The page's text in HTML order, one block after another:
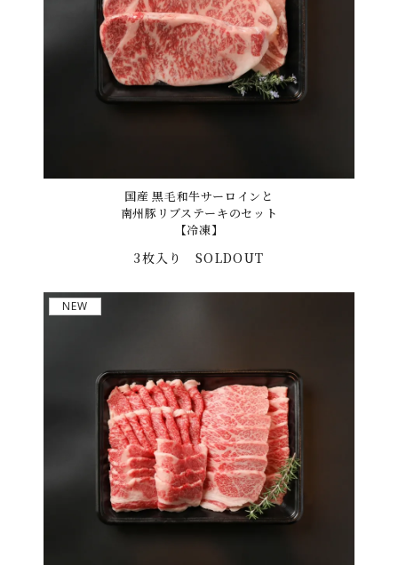
国産 黒毛和牛サーロインと
南州豚リブステーキのセット
【冷凍】
3枚入り SOLDOUT
NEW